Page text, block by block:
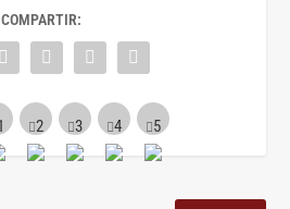
COMPARTIR: